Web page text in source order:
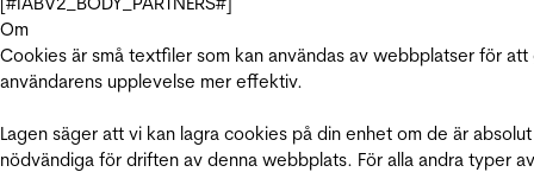
Om
Cookies är små textfiler som kan användas av webbplatser för att
användarens upplevelse mer effektiv.
Lagen säger att vi kan lagra cookies på din enhet om de är absolut
nödvändiga för driften av denna webbplats. För alla andra typer av